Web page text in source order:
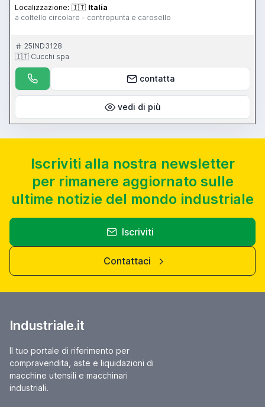
Localizzazione: 🇮🇹 Italia
a coltello circolare - contropunta e carosello
25IND3128
🇮🇹 Cucchi spa
contatta
vedi di più
Iscriviti alla nostra newsletter
per rimanere aggiornato sulle
ultime notizie del mondo industriale
Iscriviti
Contattaci
Industriale.it
Il tuo portale di riferimento per
compravendita, aste e liquidazioni di
macchine utensili e macchinari
industriali.